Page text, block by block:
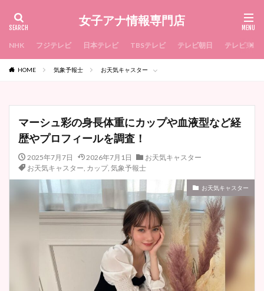
女子アナ情報専門店
NHK フジテレビ 日本テレビ TBSテレビ テレビ朝日 テレビ東京
HOME 気象予報士 お天気キャスター
マーシュ彩の身長体重にカップや血液型など経
歴やプロフィールを調査！
2025年7月7日 2026年7月1日
お天気キャスター
お天気キャスター, カップ, 気象予報士
お天気キャスター